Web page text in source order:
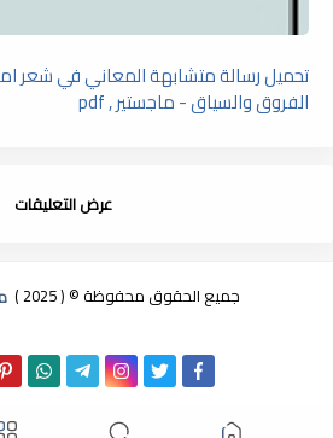
تحميل رسالة متشابهة المعاني في شعر
الفروق والسياق - ماجستير , pdf
عرض التعليقات
جميع الحقوق محفوظة © ( 2025 )